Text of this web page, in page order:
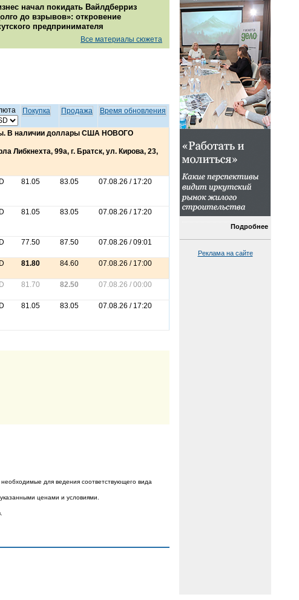
начал покидать Вайлдберриз
до взрывов»: откровение
предпринимателя
Все материалы сюжета
Покупка Продажа Время обновления
В наличии доллары США НОВОГО
Либкнехта, 99а, г. Братск, ул. Кирова, 23,
81.05 83.05 07.08.26 / 17:20
81.05 83.05 07.08.26 / 17:20
77.50 87.50 07.08.26 / 09:01
81.80 84.60 07.08.26 / 17:00
81.70 82.50 07.08.26 / 00:00
81.05 83.05 07.08.26 / 17:20
для ведения соответствующего вида
ценами и условиями.
Подробнее
Реклама на сайте